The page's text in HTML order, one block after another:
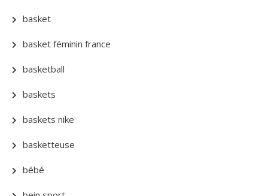
basket
basket féminin france
basketball
baskets
baskets nike
basketteuse
bébé